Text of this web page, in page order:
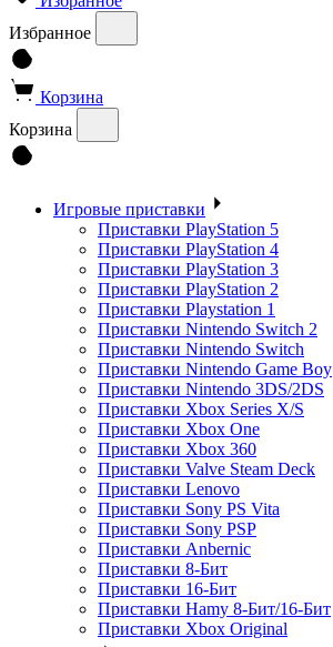
Избранное
Корзина
Корзина
Игровые приставки
Приставки PlayStation 5
Приставки PlayStation 4
Приставки PlayStation 3
Приставки PlayStation 2
Приставки Playstation 1
Приставки Nintendo Switch 2
Приставки Nintendo Switch
Приставки Nintendo Game Boy
Приставки Nintendo 3DS/2DS
Приставки Xbox Series X/S
Приставки Xbox One
Приставки Xbox 360
Приставки Valve Steam Deck
Приставки Lenovo
Приставки Sony PS Vita
Приставки Sony PSP
Приставки Anbernic
Приставки 8-Бит
Приставки 16-Бит
Приставки Hamy 8-Бит/16-Бит
Приставки Xbox Original